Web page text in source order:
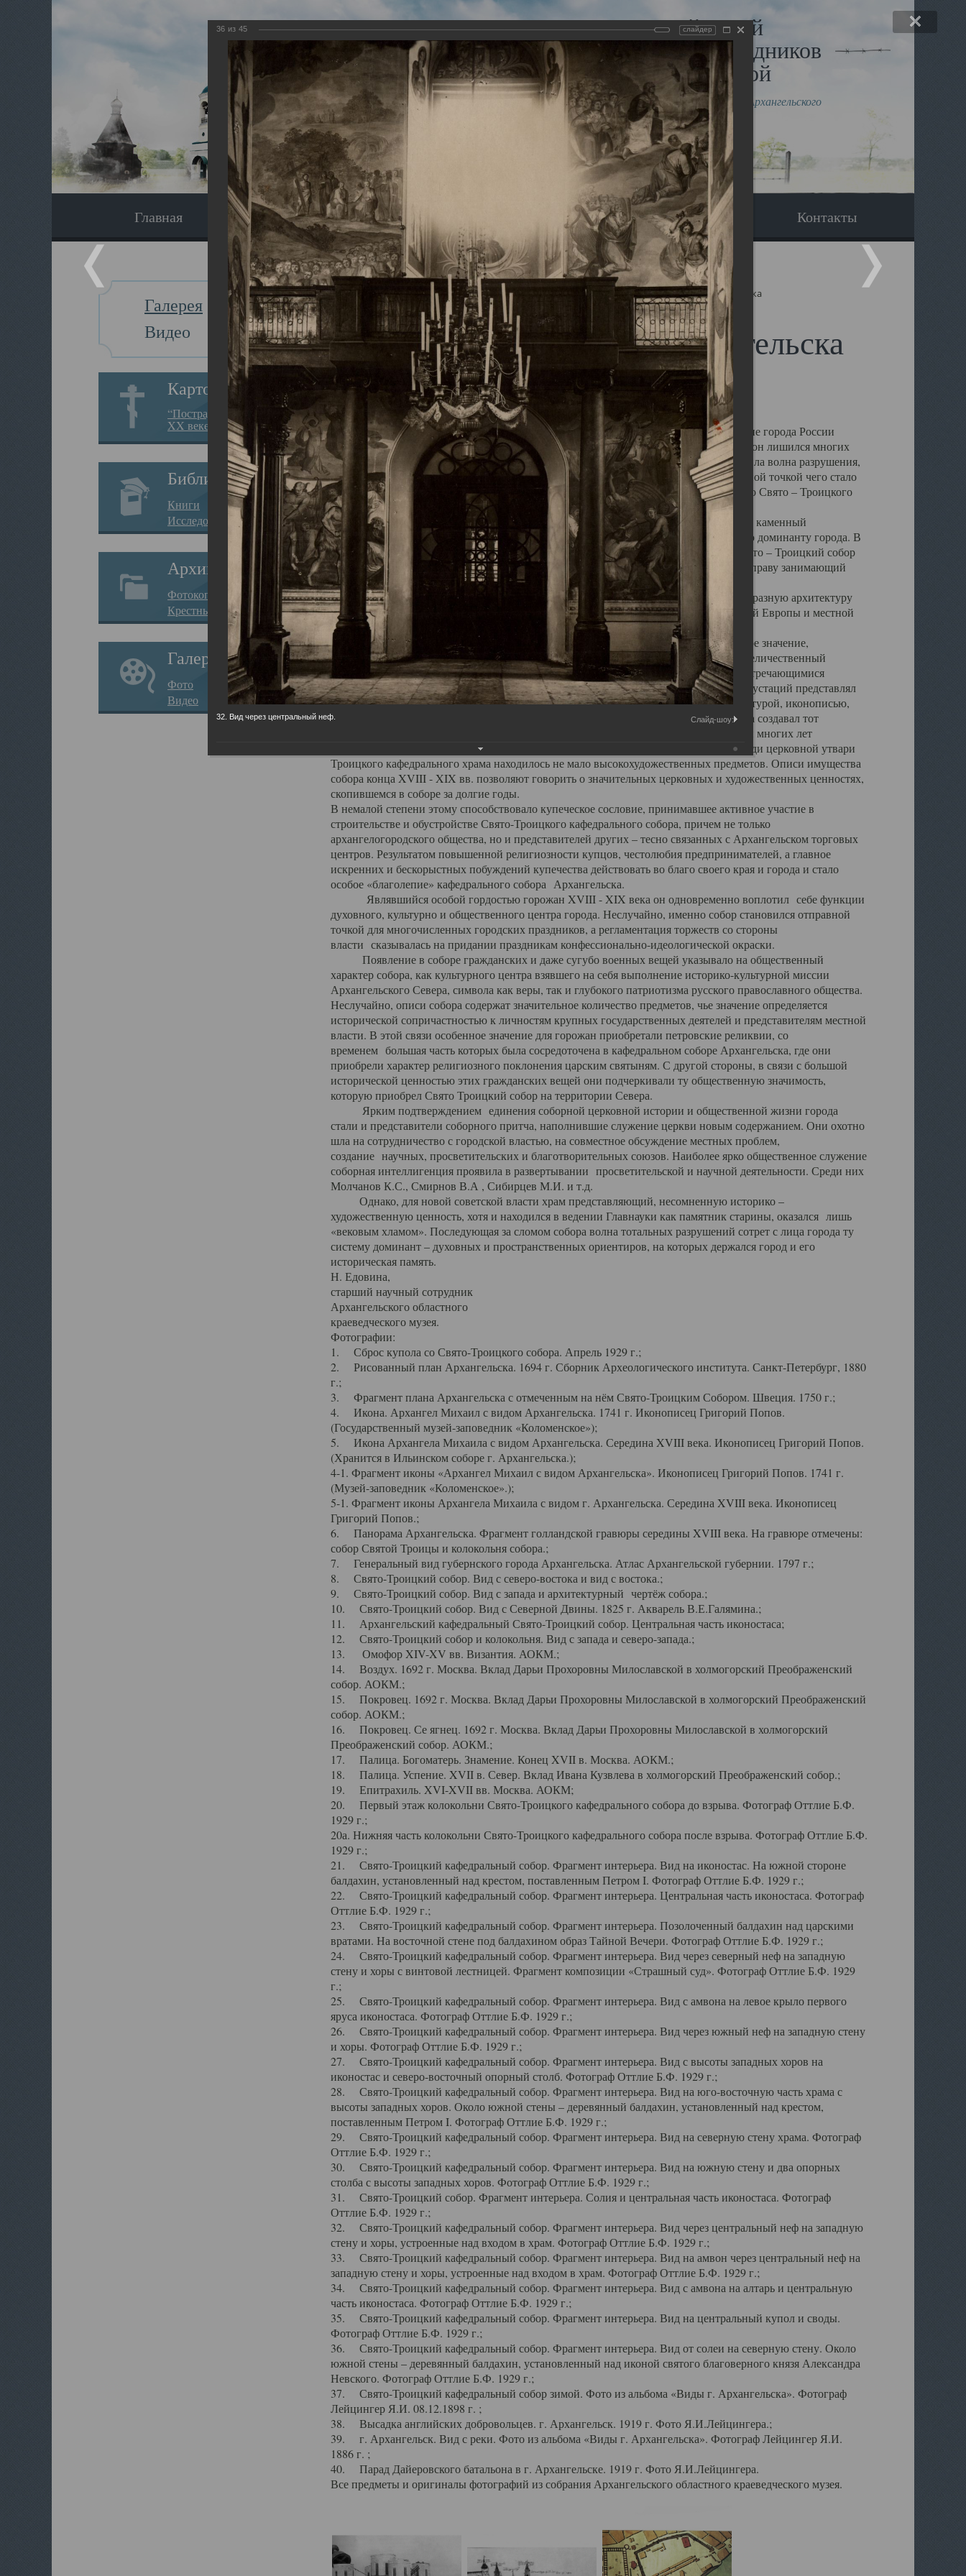
Виртуальный музей
Новомучеников и исповедников
Земли Архангельской
Сайт создан по благословлению митрополита Архангельского
и Холмогорского Даниила
Главная Экскурсия Наследники Галерея Вопрос-ответ Контакты
Галерея
Видео
Картотека
“Пострадавшие за веру в
XX веке на Севере”
Библиотека
Книги
Исследования
Архив
Фотокопии дел
Крестные ходы
Галерея
Фото
Видео
Главная Галерея Храмы-мученики Архангельска Свято-Троицкий собор Архангельска
Свято-Троицкий собор Архангельска
Свято-Троицкий собор Архангельска
23.12.2015
Сегодня мы можем говорить, что Архангельск в большей мере, чем другие губернские города России
пострадал от целенаправленных систематических разрушений, в результате которых он лишился многих
выдающихся памятников архитектуры. Больше всего по старому Архангельску ударила волна разрушения,
вызванная борьбой с религией, набравшая особую силу в конце 20 –х годов. Отправной точкой чего стало
разрушение православного центра архангельской губернии - ансамбля кафедрального Свято – Троицкого
собора Архангельска.
Возникнув в начале XVIII века в центре Архангельска, величественный каменный
двухэтажный Троицкий собор, сразу превратился в зрительную и градостроительную доминанту города. В
XVIII веке по масштабам ему не было равных на Севере. Вплоть до разрушения Свято – Троицкий собор
оставался самым высоким и значительным из городских строений Архангельска, по праву занимающий
второе место, после гостиных дворов, в градостроительной картине Архангельска.
Один из самых больших и светлых соборов России воплотил в себе яркую и своеобразную архитектуру
портового города с отраженными в ней архитектурными течениями России, Западной Европы и местной
архангелогородской школы церковного зодчества.
Масштабность, благолепие и богатство собора, вполне оправдывали его кафедральное значение,
заслуженно выделяя из многочисленных культовых построек города. Обширный и величественный
иконостас украшенный колоннами ионического стиля, с единственными нигде не встречающимися
царскими вратами, изящным фронтоном и множеством резных, символических инкрустаций представлял
собой поистине художественную ценность. В совокупности же с живописью, скульптурой, иконописью,
шитьем, многочисленными предметами церковной утвари интерьер Троицкого храма создавал тот
неповторимый красочный ансамбль декоративного убранства собора, на протяжении многих лет
поражающий воображение своих посетителей. В соборной ризнице, библиотеке, среди церковной утвари
Троицкого кафедрального храма находилось не мало высокохудожественных предметов. Описи имущества
собора конца XVIII - XIX вв. позволяют говорить о значительных церковных и художественных ценностях,
скопившемся в соборе за долгие годы.
В немалой степени этому способствовало купеческое сословие, принимавшее активное участие в
строительстве и обустройстве Свято-Троицкого кафедрального собора, причем не только
архангелогородского общества, но и представителей других – тесно связанных с Архангельском торговых
центров. Результатом повышенной религиозности купцов, честолюбия предпринимателей, а главное
искренних и бескорыстных побуждений купечества действовать во благо своего края и города и стало
особое «благолепие» кафедрального собора Архангельска.
Являвшийся особой гордостью горожан XVIII - XIX века он одновременно воплотил себе функции
духовного, культурно и общественного центра города. Неслучайно, именно собор становился отправной
точкой для многочисленных городских праздников, а регламентация торжеств со стороны
власти сказывалась на придании праздникам конфессионально-идеологической окраски.
Появление в соборе гражданских и даже сугубо военных вещей указывало на общественный
характер собора, как культурного центра взявшего на себя выполнение историко-культурной миссии
Архангельского Севера, символа как веры, так и глубокого патриотизма русского православного общества.
Неслучайно, описи собора содержат значительное количество предметов, чье значение определяется
исторической сопричастностью к личностям крупных государственных деятелей и представителям местной
власти. В этой связи особенное значение для горожан приобретали петровские реликвии, со
временем большая часть которых была сосредоточена в кафедральном соборе Архангельска, где они
приобрели характер религиозного поклонения царским святыням. С другой стороны, в связи с большой
исторической ценностью этих гражданских вещей они подчеркивали ту общественную значимость,
которую приобрел Свято Троицкий собор на территории Севера.
Ярким подтверждением единения соборной церковной истории и общественной жизни города
стали и представители соборного притча, наполнившие служение церкви новым содержанием. Они охотно
шла на сотрудничество с городской властью, на совместное обсуждение местных проблем,
создание научных, просветительских и благотворительных союзов. Наиболее ярко общественное служение
соборная интеллигенция проявила в развертывании просветительской и научной деятельности. Среди них
Молчанов К.С., Смирнов В.А , Сибирцев М.И. и т.д.
Однако, для новой советской власти храм представляющий, несомненную историко –
художественную ценность, хотя и находился в ведении Главнауки как памятник старины, оказался лишь
«вековым хламом». Последующая за сломом собора волна тотальных разрушений сотрет с лица города ту
систему доминант – духовных и пространственных ориентиров, на которых держался город и его
историческая память.
Н. Едовина,
старший научный сотрудник
Архангельского областного
краеведческого музея.
Фотографии:
1. Сброс купола со Свято-Троицкого собора. Апрель 1929 г.;
2. Рисованный план Архангельска. 1694 г. Сборник Археологического института. Санкт-Петербург, 1880
г.;
3. Фрагмент плана Архангельска с отмеченным на нём Свято-Троицким Собором. Швеция. 1750 г.;
4. Икона. Архангел Михаил с видом Архангельска. 1741 г. Иконописец Григорий Попов.
(Государственный музей-заповедник «Коломенское»);
5. Икона Архангела Михаила с видом Архангельска. Середина XVIII века. Иконописец Григорий Попов.
(Хранится в Ильинском соборе г. Архангельска.);
4-1. Фрагмент иконы «Архангел Михаил с видом Архангельска». Иконописец Григорий Попов. 1741 г.
(Музей-заповедник «Коломенское».);
5-1. Фрагмент иконы Архангела Михаила с видом г. Архангельска. Середина XVIII века. Иконописец
Григорий Попов.;
6. Панорама Архангельска. Фрагмент голландской гравюры середины XVIII века. На гравюре отмечены:
собор Святой Троицы и колокольня собора.;
7. Генеральный вид губернского города Архангельска. Атлас Архангельской губернии. 1797 г.;
8. Свято-Троицкий собор. Вид с северо-востока и вид с востока.;
9. Свято-Троицкий собор. Вид с запада и архитектурный чертёж собора.;
10. Свято-Троицкий собор. Вид с Северной Двины. 1825 г. Акварель В.Е.Галямина.;
11. Архангельский кафедральный Свято-Троицкий собор. Центральная часть иконостаса;
12. Свято-Троицкий собор и колокольня. Вид с запада и северо-запада.;
13. Омофор XIV-XV вв. Византия. АОКМ.;
14. Воздух. 1692 г. Москва. Вклад Дарьи Прохоровны Милославской в холмогорский Преображенский
собор. АОКМ.;
15. Покровец. 1692 г. Москва. Вклад Дарьи Прохоровны Милославской в холмогорский Преображенский
собор. АОКМ.;
16. Покровец. Се ягнец. 1692 г. Москва. Вклад Дарьи Прохоровны Милославской в холмогорский
Преображенский собор. АОКМ.;
17. Палица. Богоматерь. Знамение. Конец XVII в. Москва. АОКМ.;
18. Палица. Успение. XVII в. Север. Вклад Ивана Кузвлева в холмогорский Преображенский собор.;
19. Епитрахиль. XVI-XVII вв. Москва. АОКМ;
20. Первый этаж колокольни Свято-Троицкого кафедрального собора до взрыва. Фотограф Оттлие Б.Ф.
1929 г.;
20а. Нижняя часть колокольни Свято-Троицкого кафедрального собора после взрыва. Фотограф Оттлие Б.Ф.
1929 г.;
21. Свято-Троицкий кафедральный собор. Фрагмент интерьера. Вид на иконостас. На южной стороне
балдахин, установленный над крестом, поставленным Петром I. Фотограф Оттлие Б.Ф. 1929 г.;
22. Свято-Троицкий кафедральный собор. Фрагмент интерьера. Центральная часть иконостаса. Фотограф
Оттлие Б.Ф. 1929 г.;
23. Свято-Троицкий кафедральный собор. Фрагмент интерьера. Позолоченный балдахин над царскими
вратами. На восточной стене под балдахином образ Тайной Вечери. Фотограф Оттлие Б.Ф. 1929 г.;
24. Свято-Троицкий кафедральный собор. Фрагмент интерьера. Вид через северный неф на западную
стену и хоры с винтовой лестницей. Фрагмент композиции «Страшный суд». Фотограф Оттлие Б.Ф. 1929
г.;
25. Свято-Троицкий кафедральный собор. Фрагмент интерьера. Вид с амвона на левое крыло первого
яруса иконостаса. Фотограф Оттлие Б.Ф. 1929 г.;
26. Свято-Троицкий кафедральный собор. Фрагмент интерьера. Вид через южный неф на западную стену
и хоры. Фотограф Оттлие Б.Ф. 1929 г.;
27. Свято-Троицкий кафедральный собор. Фрагмент интерьера. Вид с высоты западных хоров на
иконостас и северо-восточный опорный столб. Фотограф Оттлие Б.Ф. 1929 г.;
28. Свято-Троицкий кафедральный собор. Фрагмент интерьера. Вид на юго-восточную часть храма с
высоты западных хоров. Около южной стены – деревянный балдахин, установленный над крестом,
поставленным Петром I. Фотограф Оттлие Б.Ф. 1929 г.;
29. Свято-Троицкий кафедральный собор. Фрагмент интерьера. Вид на северную стену храма. Фотограф
Оттлие Б.Ф. 1929 г.;
30. Свято-Троицкий кафедральный собор. Фрагмент интерьера. Вид на южную стену и два опорных
столба с высоты западных хоров. Фотограф Оттлие Б.Ф. 1929 г.;
31. Свято-Троицкий собор. Фрагмент интерьера. Солия и центральная часть иконостаса. Фотограф
Оттлие Б.Ф. 1929 г.;
32. Свято-Троицкий кафедральный собор. Фрагмент интерьера. Вид через центральный неф на западную
стену и хоры, устроенные над входом в храм. Фотограф Оттлие Б.Ф. 1929 г.;
33. Свято-Троицкий кафедральный собор. Фрагмент интерьера. Вид на амвон через центральный неф на
западную стену и хоры, устроенные над входом в храм. Фотограф Оттлие Б.Ф. 1929 г.;
34. Свято-Троицкий кафедральный собор. Фрагмент интерьера. Вид с амвона на алтарь и центральную
часть иконостаса. Фотограф Оттлие Б.Ф. 1929 г.;
35. Свято-Троицкий кафедральный собор. Фрагмент интерьера. Вид на центральный купол и своды.
Фотограф Оттлие Б.Ф. 1929 г.;
36. Свято-Троицкий кафедральный собор. Фрагмент интерьера. Вид от солеи на северную стену. Около
южной стены – деревянный балдахин, установленный над иконой святого благоверного князя Александра
Невского. Фотограф Оттлие Б.Ф. 1929 г.;
37. Свято-Троицкий кафедральный собор зимой. Фото из альбома «Виды г. Архангельска». Фотограф
Лейцингер Я.И. 08.12.1898 г. ;
38. Высадка английских добровольцев. г. Архангельск. 1919 г. Фото Я.И.Лейцингера.;
39. г. Архангельск. Вид с реки. Фото из альбома «Виды г. Архангельска». Фотограф Лейцингер Я.И.
1886 г. ;
40. Парад Дайеровского батальона в г. Архангельске. 1919 г. Фото Я.И.Лейцингера.
Все предметы и оригиналы фотографий из собрания Архангельского областного краеведческого музея.
36 из 45 слайдер
32. Вид через центральный неф. Слайд-шоу: